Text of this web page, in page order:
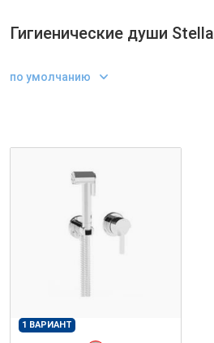
Гигиенические души Stella
по умолчанию
1 ВАРИАНТ